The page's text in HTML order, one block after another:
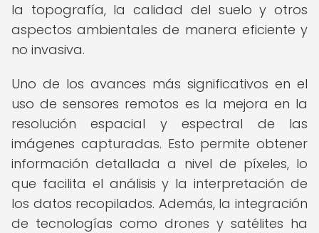
la topografía, la calidad del suelo y otros
aspectos ambientales de manera eficiente y
no invasiva.
Uno de los avances más significativos en el
uso de sensores remotos es la mejora en la
resolución espacial y espectral de las
imágenes capturadas. Esto permite obtener
información detallada a nivel de píxeles, lo
que facilita el análisis y la interpretación de
los datos recopilados. Además, la integración
de tecnologías como drones y satélites ha